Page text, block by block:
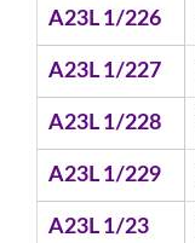
A23L 1/226
A23L 1/227
A23L 1/228
A23L 1/229
A23L 1/23